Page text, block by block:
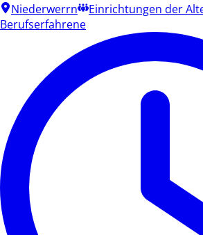
Niederwerrn
Einrichtungen der
Berufserfahrene